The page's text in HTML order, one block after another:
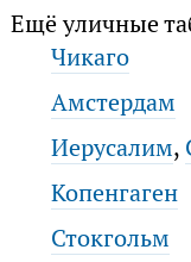
Ещё уличные
Чикаго
Амстердам
Иерусалим,
Копенгаген
Стокгольм